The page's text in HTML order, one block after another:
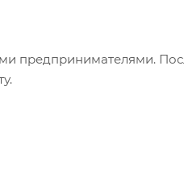
предпринимателями.